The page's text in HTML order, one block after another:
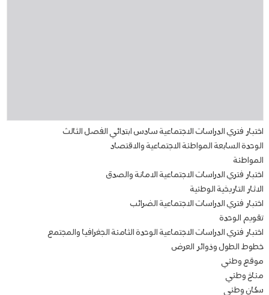
اختبار فتري الدراسات الاجتماعية سادس ابتدائي الفصل الثالث
الوحدة السابعة المواطنة الاجتماعية والاقتصاد
المواطنة
اختبار فتري الدراسات الاجتماعية الامانة والصدق
الاثار التاريخية الوطنية
اختبار فتري الدراسات الاجتماعية الضرائب
تقويم الوحدة
اختبار فتري الدراسات الاجتماعية الوحدة الثامنة الجغرافيا والمجتمع
خطوط الطول وذوائر العرض
موقع وطني
مناخ وطني
سكان وطني